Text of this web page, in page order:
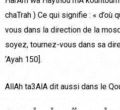
chaTrah ) Ce qui signifie : « d’où
vous dans la direction de la
soyez, tournez-vous dans sa
‘Ayah 150].
AllAh ta3AlA dit aussi dans le